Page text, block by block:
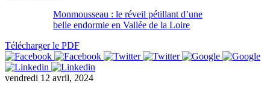
Monmousseau : le réveil pétillant d’une
belle endormie en Vallée de la Loire
Télécharger le PDF
vendredi 12 avril, 2024